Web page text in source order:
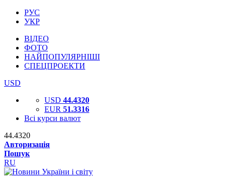
РУС
УКР
ВІДЕО
ФОТО
НАЙПОПУЛЯРНІШІ
СПЕЦПРОЕКТИ
USD
USD 44.4320
EUR 51.3316
Всі курси валют
44.4320
Авторизація
Пошук
RU